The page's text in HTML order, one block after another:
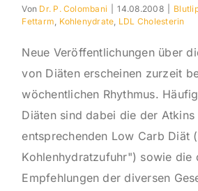
Von Dr. P. Colombani 14.08.2008
Fettarm, Kohlenydrate, LDL Cholesterin
Neue Veröffentlichungen über
von Diäten erscheinen zurzeit
wöchentlichen Rhythmus.
Diäten sind dabei die der Atkins
entsprechenden Low Carb Diät
Kohlenhydratzufuhr") sowie die
Empfehlungen der diversen